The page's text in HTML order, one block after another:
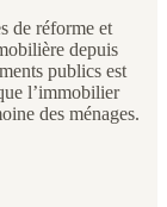
de réforme et
depuis
publics est
l’immobilier
des ménages.